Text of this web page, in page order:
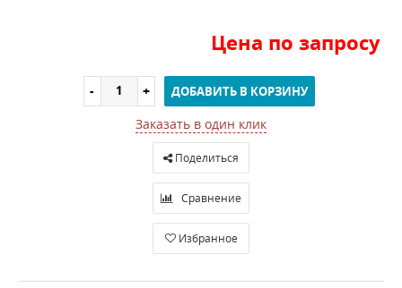
Цена по запросу
ДОБАВИТЬ В КОРЗИНУ
Заказать в один клик
Поделиться
Сравнение
Избранное